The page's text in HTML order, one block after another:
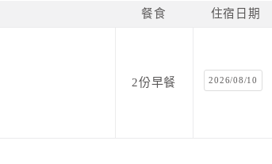
餐食 住宿日期
2份早餐 2026/08/10